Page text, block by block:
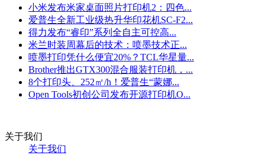
小米发布米家桌面照片打印机2：四色...
爱普生全新工业级热升华印花机SC-F2...
得力发布“睿印”系列全自主可控高...
米兰时装周幕后的技术：喷墨技术正...
喷墨打印凭什么便宜20%？TCL华星量...
Brother推出GTX300混合服装打印机，...
8个打印头、252㎡/h！爱普生“蒙娜...
Open Tools初创公司发布开源打印机O...
关于我们
关于我们